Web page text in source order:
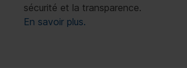
sécurité et la transparence.
En savoir plus.